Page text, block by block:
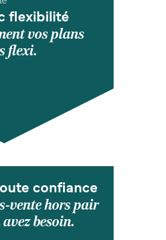
flexibilité
vos plans
flexi.
confiance
vente hors pair
besoin.